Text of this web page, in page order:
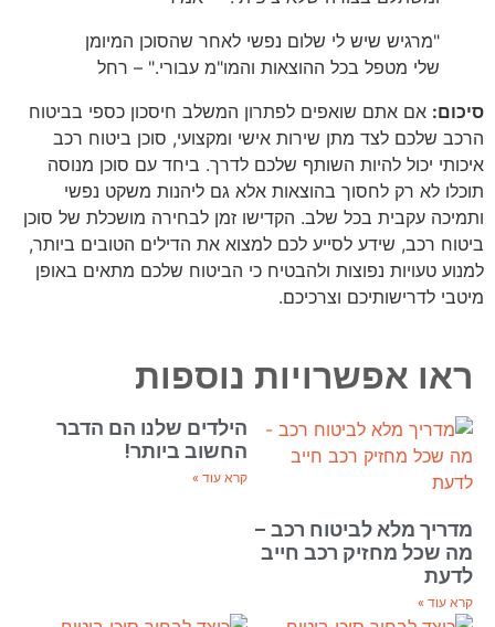
"מרגיש שיש לי שלום נפשי לאחר שהסוכן המיומן
שלי מטפל בכל ההוצאות והמו"מ עבורי." – רחל
סיכום: אם אתם שואפים לפתרון המשלב חיסכון כספי בביטוח
הרכב שלכם לצד מתן שירות אישי ומקצועי, סוכן ביטוח רכב
איכותי יכול להיות השותף שלכם לדרך. ביחד עם סוכן מנוסה
תוכלו לא רק לחסוך בהוצאות אלא גם ליהנות משקט נפשי
ותמיכה עקבית בכל שלב. הקדישו זמן לבחירה מושכלת של סוכן
ביטוח רכב, שידע לסייע לכם למצוא את הדילים הטובים ביותר,
למנוע טעויות נפוצות ולהבטיח כי הביטוח שלכם מתאים באופן
מיטבי לדרישותיכם וצרכיכם.
ראו אפשרויות נוספות
מדריך מלא לביטוח רכב –
מה שכל מחזיק רכב חייב
לדעת
קרא עוד »
הילדים שלנו הם הדבר
החשוב ביותר!
קרא עוד »